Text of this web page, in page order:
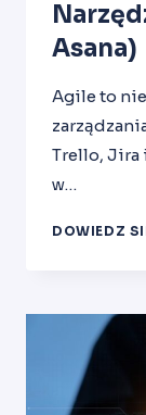
Asana)
Agile to
Trello, Jira
w…
DOWIEDZ